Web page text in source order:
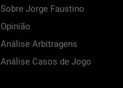
Sobre Jorge Faustino
Opinião
Análise Arbitragens
Análise Casos de Jogo